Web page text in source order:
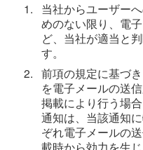
1.
当社からユーザー
めのない限り、電
ど、当社が適当と
す。
2. 前項の規定に基づ
を電子メールの送
掲載により行う場
通知は、当該通知
ぞれ電子メールの
載時から効力を生じ